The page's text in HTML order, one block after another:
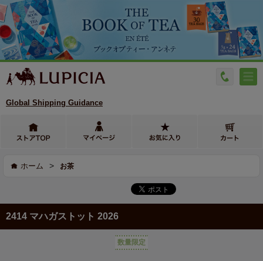
Global Shipping Guidance
ホーム > お茶
2414 マハガストット 2026
数量限定